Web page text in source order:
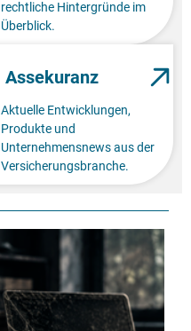
rechtliche Hintergründe im
Überblick.
Assekuranz
Aktuelle Entwicklungen,
Produkte und
Unternehmensnews aus der
Versicherungsbranche.